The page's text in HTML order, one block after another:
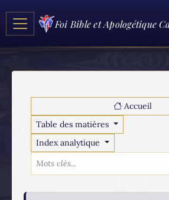
Foi Bible et Apologétique
Accueil
Table des matières
Index analytique